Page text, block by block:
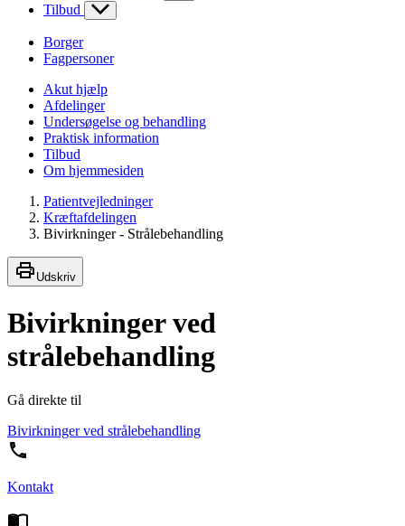
Tilbud
Borger
Fagpersoner
Akut hjælp
Afdelinger
Undersøgelse og behandling
Praktisk information
Tilbud
Om hjemmesiden
Patientvejledninger
Kræftafdelingen
Bivirkninger - Strålebehandling
Udskriv
Bivirkninger ved
strålebehandling
Gå direkte til
Bivirkninger ved strålebehandling
Kontakt